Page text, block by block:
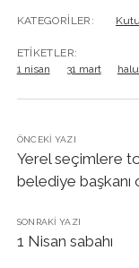
KATEGORILER:
ETIKETLER:
1 nisan
31 mart
ÖNCEKI YAZI
Yerel seçimlere
belediye başkanı
SONRAKI YAZI
1 Nisan sabahı